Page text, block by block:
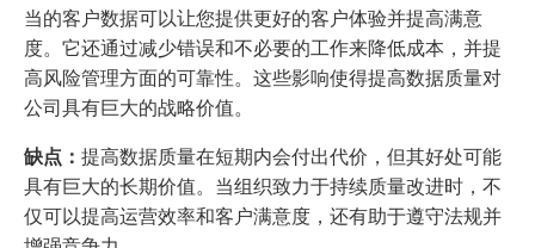
当的客户数据可以让您提供更好的客户体验并提高满意
度。它还通过减少错误和不必要的工作来降低成本，并提
高风险管理方面的可靠性。这些影响使得提高数据质量对
公司具有巨大的战略价值。
缺点： 提高数据质量在短期内会付出代价，但其好处可能
具有巨大的长期价值。当组织致力于持续质量改进时，不
仅可以提高运营效率和客户满意度，还有助于遵守法规并